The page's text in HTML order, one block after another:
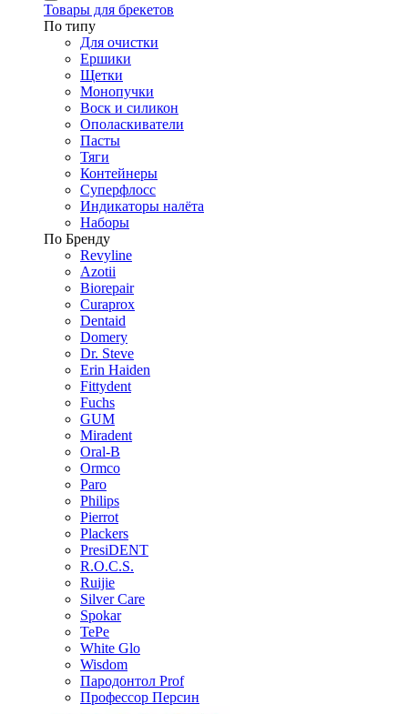
Товары для брекетов
По типу
Для очистки
Ершики
Щетки
Монопучки
Воск и силикон
Ополаскиватели
Пасты
Тяги
Контейнеры
Суперфлосс
Индикаторы налёта
Наборы
По Бренду
Revyline
Azotii
Biorepair
Curaprox
Dentaid
Domery
Dr. Steve
Erin Haiden
Fittydent
Fuchs
GUM
Miradent
Oral-B
Ormco
Paro
Philips
Pierrot
Plackers
PresiDENT
R.O.C.S.
Ruijie
Silver Care
Spokar
TePe
White Glo
Wisdom
Пародонтол Prof
Профессор Персин